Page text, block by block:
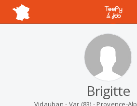
Brigitte
Vidauban - Var (83) - Provence-